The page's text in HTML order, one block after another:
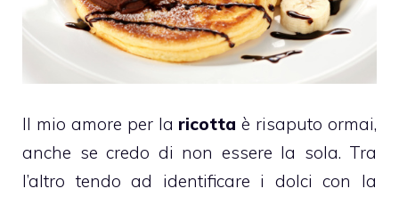
Il mio amore per la ricotta è risaputo ormai,
anche se credo di non essere la sola. Tra
l’altro tendo ad identificare i dolci con la